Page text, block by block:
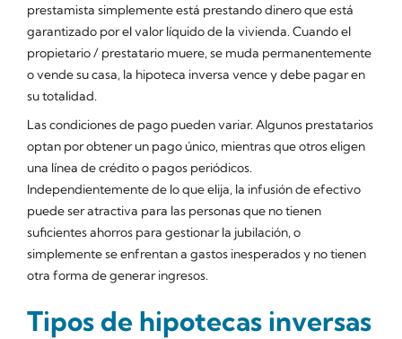
prestamista simplemente está prestando dinero que está
garantizado por el valor líquido de la vivienda. Cuando el
propietario / prestatario muere, se muda permanentemente
o vende su casa, la hipoteca inversa vence y debe pagar en
su totalidad.
Las condiciones de pago pueden variar. Algunos prestatarios
optan por obtener un pago único, mientras que otros eligen
una línea de crédito o pagos periódicos.
Independientemente de lo que elija, la infusión de efectivo
puede ser atractiva para las personas que no tienen
suficientes ahorros para gestionar la jubilación, o
simplemente se enfrentan a gastos inesperados y no tienen
otra forma de generar ingresos.
Tipos de hipotecas inversas